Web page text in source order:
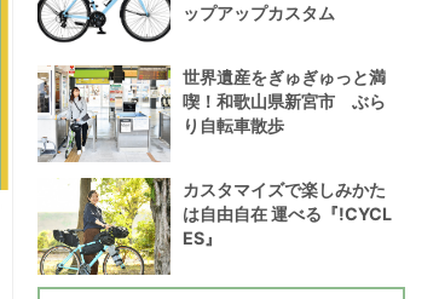
ップアップカスタム
世界遺産をぎゅぎゅっと満
喫！和歌山県新宮市 ぶら
り自転車散歩
カスタマイズで楽しみかた
は自由自在 運べる『!CYCL
ES』